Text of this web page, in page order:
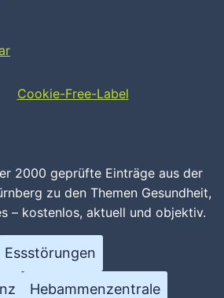
2000 geprüfte Einträge aus der
zu den Themen Gesundheit,
– kostenlos, aktuell und objektiv.
Essstörungen
Hebammenzentrale